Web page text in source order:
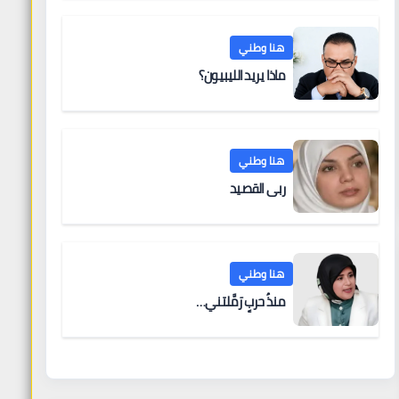
هنا وطني
ماذا يريد الليبيون؟
هنا وطني
ربى القصيد
هنا وطني
منذُ حربٍ رَمَّلتني…